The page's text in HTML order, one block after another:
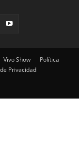
Vivo Show
Política
Privacidad